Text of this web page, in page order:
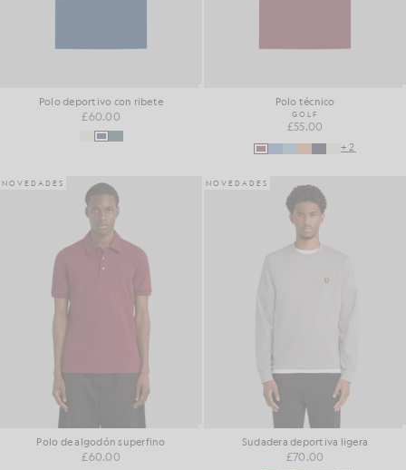
Polo deportivo con ribete
£60.00
Polo técnico
GOLF
£55.00
+2
NOVEDADES
Polo de algodón superfino
£60.00
NOVEDADES
Sudadera deportiva ligera
£70.00